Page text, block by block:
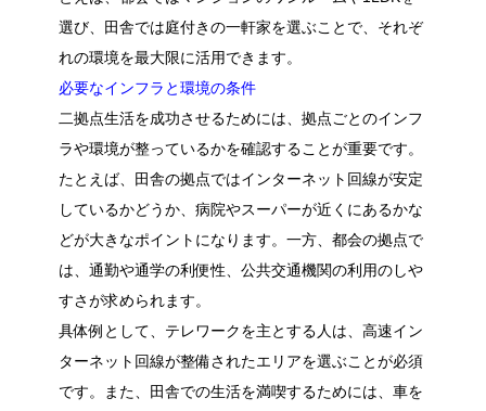
選び、田舎では庭付きの一軒家を選ぶことで、それぞ
れの環境を最大限に活用できます。
必要なインフラと環境の条件
二拠点生活を成功させるためには、拠点ごとのインフ
ラや環境が整っているかを確認することが重要です。
たとえば、田舎の拠点ではインターネット回線が安定
しているかどうか、病院やスーパーが近くにあるかな
どが大きなポイントになります。一方、都会の拠点で
は、通勤や通学の利便性、公共交通機関の利用のしや
すさが求められます。
具体例として、テレワークを主とする人は、高速イン
ターネット回線が整備されたエリアを選ぶことが必須
です。また、田舎での生活を満喫するためには、車を